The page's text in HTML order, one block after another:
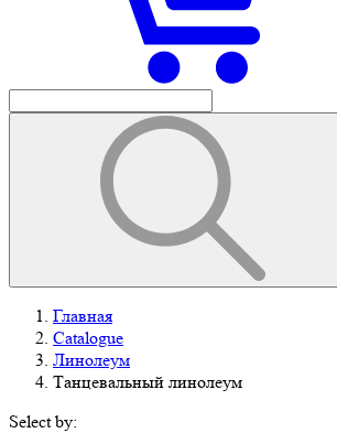
Главная
Catalogue
Линолеум
Танцевальный линолеум
Select by: